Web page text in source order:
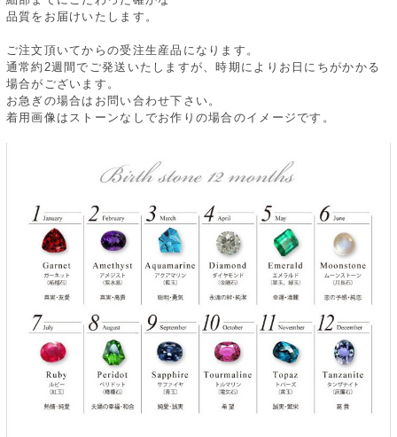
品質をお届けいたします。
ご注文頂いてからの受注生産品になります。
通常約2週間でご発送いたしますが、時期によりお日にちがかかる
場合がございます。
お急ぎの場合はお問い合わせ下さい。
着用画像はストーンなしでお作りの場合のイメージです。